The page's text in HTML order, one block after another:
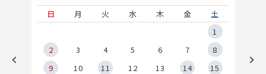
日
月 火 水 木 金
土
1
2
3 4 5 6 7
8
9
10 11 12 13 14
15